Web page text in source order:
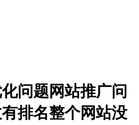
问题网站推广问
排名整个网站没